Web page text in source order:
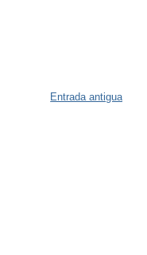
Entrada antigua